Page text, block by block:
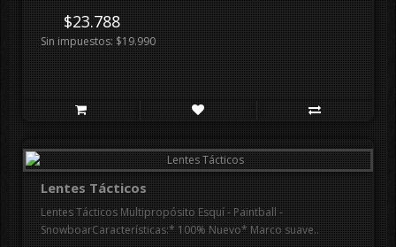
$23.788
Sin impuestos: $19.990
Lentes Tácticos
Lentes Tácticos Multipropósito Esquí - Paintball -
SnowboarCaracterísticas:* 100% Nuevo* Marco suave..